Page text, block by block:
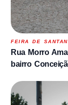
FEIRA DE
Rua Morro
bairro